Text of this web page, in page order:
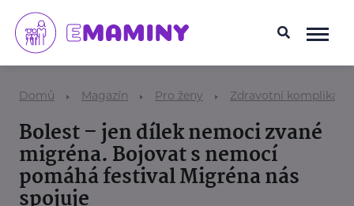
Domů Magazín Pro ženy Zdravotní komplikace
Bolest – jen dílek nemoci zvané
migréna. Bojovat s nemocí
pomáhá festival Migréna nás